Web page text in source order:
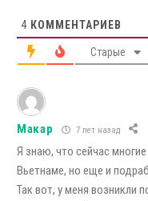
4 КОММЕНТАРИЕВ
Старые
Макар 7 лет назад
Я знаю, что сейчас
Вьетнаме, но еще и
Так вот, у меня возникли